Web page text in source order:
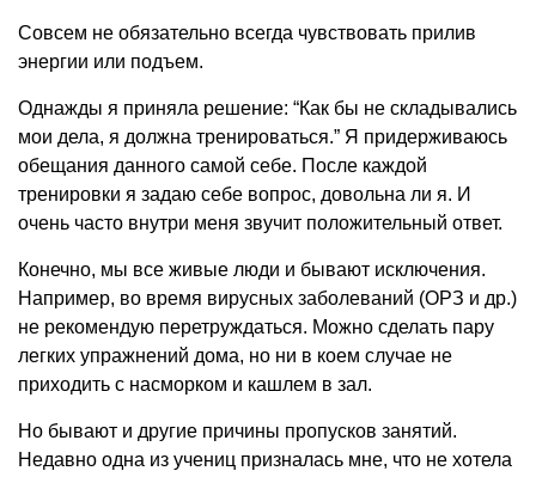
Совсем не обязательно всегда чувствовать прилив
энергии или подъем.
Однажды я приняла решение: “Как бы не складывались
мои дела, я должна тренироваться.” Я придерживаюсь
обещания данного самой себе. После каждой
тренировки я задаю себе вопрос, довольна ли я. И
очень часто внутри меня звучит положительный ответ.
Конечно, мы все живые люди и бывают исключения.
Например, во время вирусных заболеваний (ОРЗ и др.)
не рекомендую перетруждаться. Можно сделать пару
легких упражнений дома, но ни в коем случае не
приходить с насморком и кашлем в зал.
Но бывают и другие причины пропусков занятий.
Недавно одна из учениц призналась мне, что не хотела